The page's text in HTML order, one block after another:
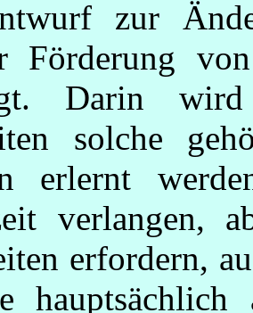
zur
Förderung
Darin
solche
erlernt
verlangen,
erfordern,